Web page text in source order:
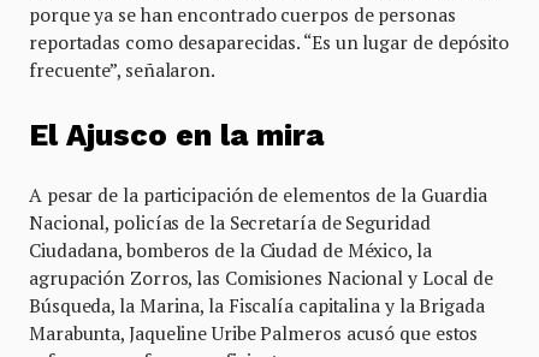
porque ya se han encontrado cuerpos de personas
reportadas como desaparecidas. “Es un lugar de depósito
frecuente”, señalaron.
El Ajusco en la mira
A pesar de la participación de elementos de la Guardia
Nacional, policías de la Secretaría de Seguridad
Ciudadana, bomberos de la Ciudad de México, la
agrupación Zorros, las Comisiones Nacional y Local de
Búsqueda, la Marina, la Fiscalía capitalina y la Brigada
Marabunta, Jaqueline Uribe Palmeros acusó que estos